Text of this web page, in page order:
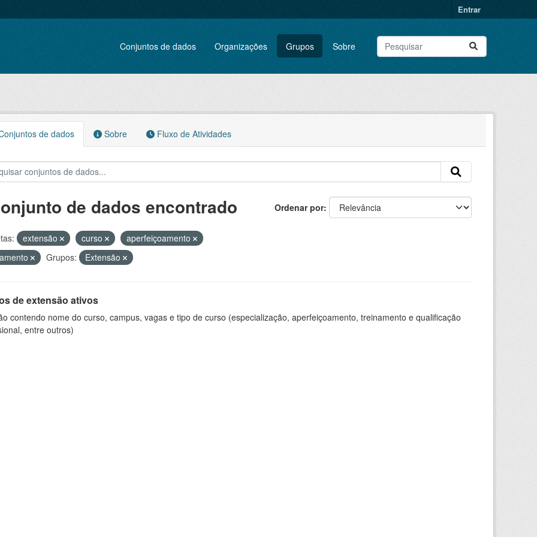
Entrar
Conjuntos de dados Organizações Grupos Sobre
de dados Sobre Fluxo de Atividades
Ordenar por
de dados encontrado
extensão curso
aperfeiçoamento
Grupos: Extensão
de extensão ativos
contendo nome do curso, campus, vagas e tipo de curso (especialização, aperfeiçoamento, treinamento e qualificação
entre outros)